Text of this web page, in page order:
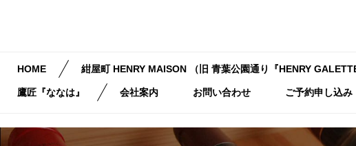
HOME 紺屋町 HENRY MAISON （旧 青葉公園通り『HENRY
鷹匠『ななは』 会社案内 お問い合わせ ご予約申し込み